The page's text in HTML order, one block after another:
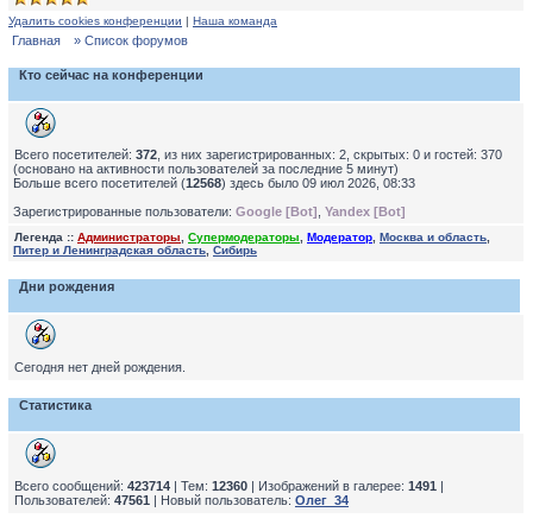
Удалить cookies конференции | Наша команда
Главная » Список форумов
Кто сейчас на конференции
Всего посетителей: 372 , из них зарегистрированных: 2, скрытых: 0 и гостей: 370
(основано на активности пользователей за последние 5 минут)
Больше всего посетителей (12568) здесь было 09 июл 2026, 08:33
Зарегистрированные пользователи: Google [Bot] Yandex [Bot]
Легенда :: Администраторы Супермодераторы Модератор Москва и область
Питер и Ленинградская область Сибирь
Дни рождения
Сегодня нет дней рождения.
Статистика
Всего сообщений: 423714 | Тем: 12360 | Изображений в галерее: 1491 |
Пользователей: 47561 | Новый пользователь: Олег_34